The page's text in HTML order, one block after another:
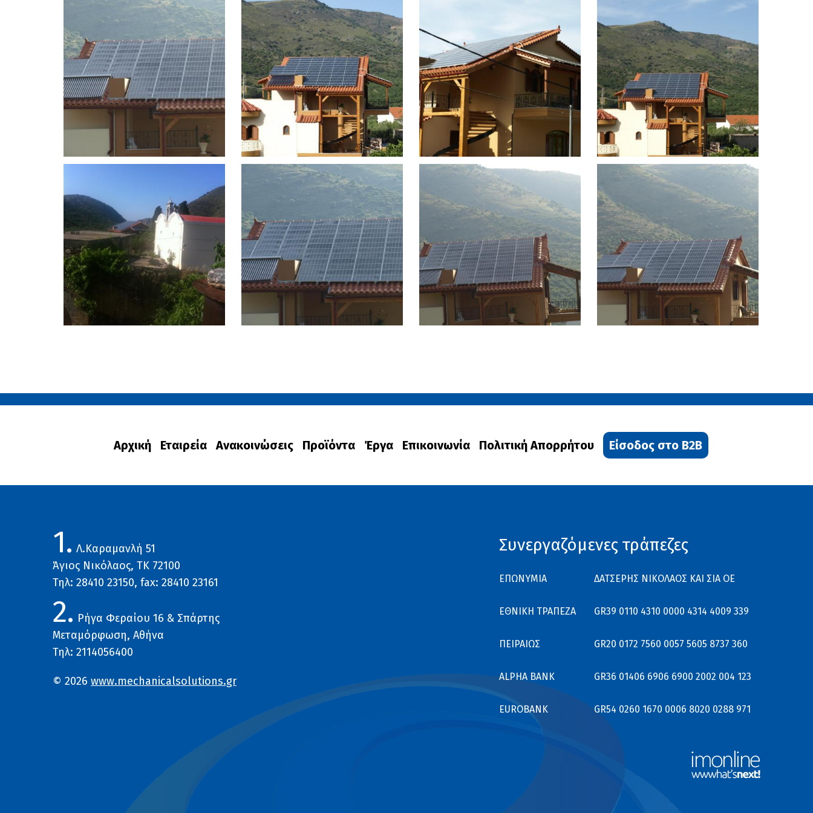
Αρχική Εταιρεία Ανακοινώσεις Προϊόντα Έργα Επικοινωνία Πολιτική Απορρήτου Είσοδος στο B2B
1. Λ.Καραμανλή 51
Άγιος Νικόλαος, ΤΚ 72100
Τηλ: 28410 23150, fax: 28410 23161
2. Ρήγα Φεραίου 16 & Σπάρτης
Μεταμόρφωση, Αθήνα
Τηλ: 2114056400
© 2026 www.mechanicalsolutions.gr
Συνεργαζόμενες τράπεζες
ΕΠΩΝΥΜΙΑ ΔΑΤΣΕΡΗΣ ΝΙΚΟΛΑΟΣ ΚΑΙ ΣΙΑ ΟΕ
ΕΘΝΙΚΗ ΤΡΑΠΕΖΑ GR39 0110 4310 0000 4314 4009 339
ΠΕΙΡΑΙΩΣ GR20 0172 7560 0057 5605 8737 360
ALPHA BANK GR36 01406 6906 6900 2002 004 123
EUROBANK GR54 0260 1670 0006 8020 0288 971